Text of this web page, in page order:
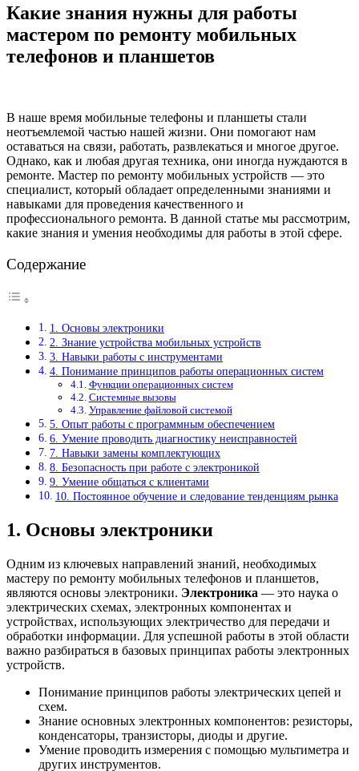
Какие знания нужны для работы
мастером по ремонту мобильных
телефонов и планшетов
В наше время мобильные телефоны и планшеты стали
неотъемлемой частью нашей жизни. Они помогают нам
оставаться на связи, работать, развлекаться и многое другое.
Однако, как и любая другая техника, они иногда нуждаются в
ремонте. Мастер по ремонту мобильных устройств — это
специалист, который обладает определенными знаниями и
навыками для проведения качественного и
профессионального ремонта. В данной статье мы рассмотрим,
какие знания и умения необходимы для работы в этой сфере.
Содержание
1. Основы электроники
2. Знание устройства мобильных устройств
3. Навыки работы с инструментами
4. Понимание принципов работы операционных систем
Функции операционных систем
Системные вызовы
Управление файловой системой
5. Опыт работы с программным обеспечением
6. Умение проводить диагностику неисправностей
7. Навыки замены комплектующих
8. Безопасность при работе с электроникой
9. Умение общаться с клиентами
10. Постоянное обучение и следование тенденциям рынка
1. Основы электроники
Одним из ключевых направлений знаний, необходимых
мастеру по ремонту мобильных телефонов и планшетов,
являются основы электроники. Электроника — это наука о
электрических схемах, электронных компонентах и
устройствах, использующих электричество для передачи и
обработки информации. Для успешной работы в этой области
важно разбираться в базовых принципах работы электронных
устройств.
Понимание принципов работы электрических цепей и
схем.
Знание основных электронных компонентов: резисторы,
конденсаторы, транзисторы, диоды и другие.
Умение проводить измерения с помощью мультиметра и
других инструментов.